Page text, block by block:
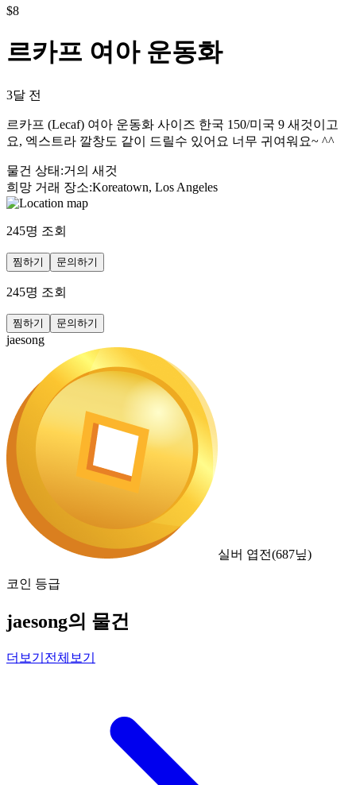
$8
르카프 여아 운동화
3달 전
르카프 (Lecaf) 여아 운동화 사이즈 한국 150/미국 9 새것이고
요, 엑스트라 깔창도 같이 드릴수 있어요 너무 귀여워요~ ^^
물건 상태 :거의 새것
희망 거래 장소:Koreatown, Los Angeles
245명 조회
찜하기 문의하기
245명 조회
찜하기 문의하기
jaesong
실버 엽전(687닢)
코인 등급
jaesong의 물건
더보기 전체보기